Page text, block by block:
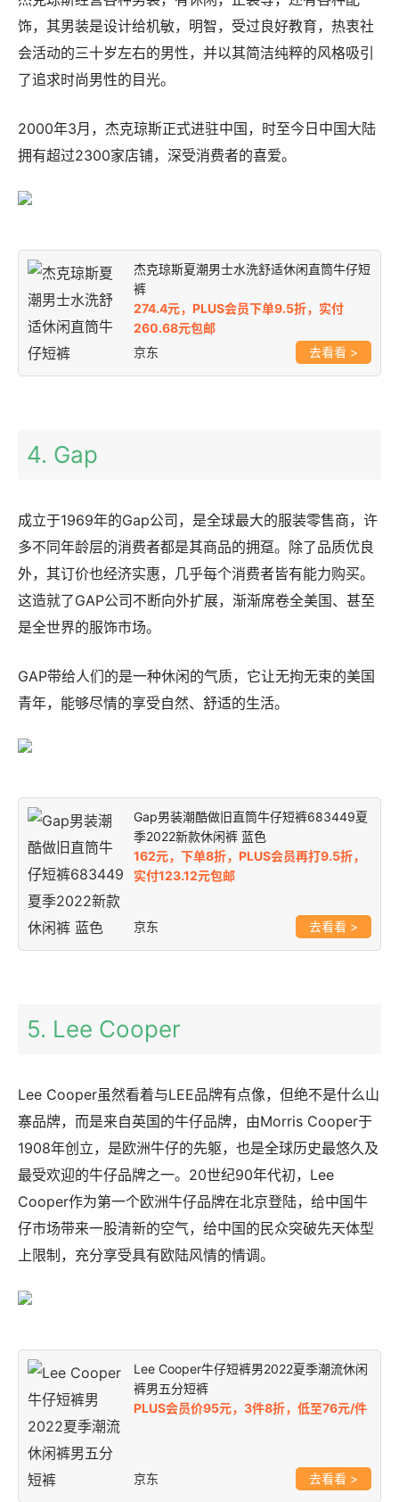
饰，其男装是设计给机敏，明智，受过良好教育，热衷社
会活动的三十岁左右的男性，并以其简洁纯粹的风格吸引
了追求时尚男性的目光。
2000年3月，杰克琼斯正式进驻中国，时至今日中国大陆
拥有超过2300家店铺，深受消费者的喜爱。
杰克琼斯夏潮男士水洗舒适休闲直筒牛仔短
裤
274.4元，PLUS会员下单9.5折，实付
260.68元包邮
京东
>
4. Gap
成立于1969年的Gap公司，是全球最大的服装零售商，许
多不同年龄层的消费者都是其商品的拥趸。除了品质优良
外，其订价也经济实惠，几乎每个消费者皆有能力购买。
这造就了GAP公司不断向外扩展，渐渐席卷全美国、甚至
是全世界的服饰市场。
GAP带给人们的是一种休闲的气质，它让无拘无束的美国
青年，能够尽情的享受自然、舒适的生活。
Gap男装潮酷做旧直筒牛仔短裤683449夏
季2022新款休闲裤 蓝色
162元，下单8折，PLUS会员再打9.5折，
实付123.12元包邮
京东 >
5. Lee Cooper
Lee Cooper虽然看着与LEE品牌有点像，但绝不是什么山
寨品牌，而是来自英国的牛仔品牌，由Morris Cooper于
1908年创立，是欧洲牛仔的先躯，也是全球历史最悠久及
最受欢迎的牛仔品牌之一。20世纪90年代初，Lee
Cooper作为第一个欧洲牛仔品牌在北京登陆，给中国牛
仔市场带来一股清新的空气，给中国的民众突破先天体型
上限制，充分享受具有欧陆风情的情调。
Lee Cooper牛仔短裤男2022夏季潮流休闲
裤男五分短裤
PLUS会员价95元，3件8折，低至76元/件
京东 >